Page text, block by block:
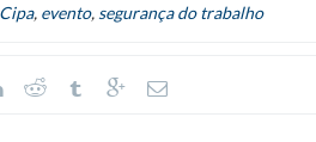
Cipa, evento, segurança do trabalho